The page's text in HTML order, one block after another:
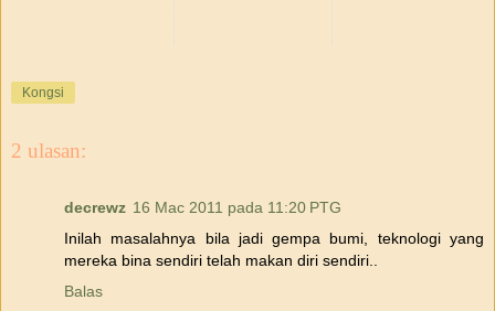
Kongsi
2 ulasan:
decrewz 16 Mac 2011 pada 11:20 PTG
Inilah masalahnya bila jadi gempa bumi, teknologi yang
mereka bina sendiri telah makan diri sendiri..
Balas